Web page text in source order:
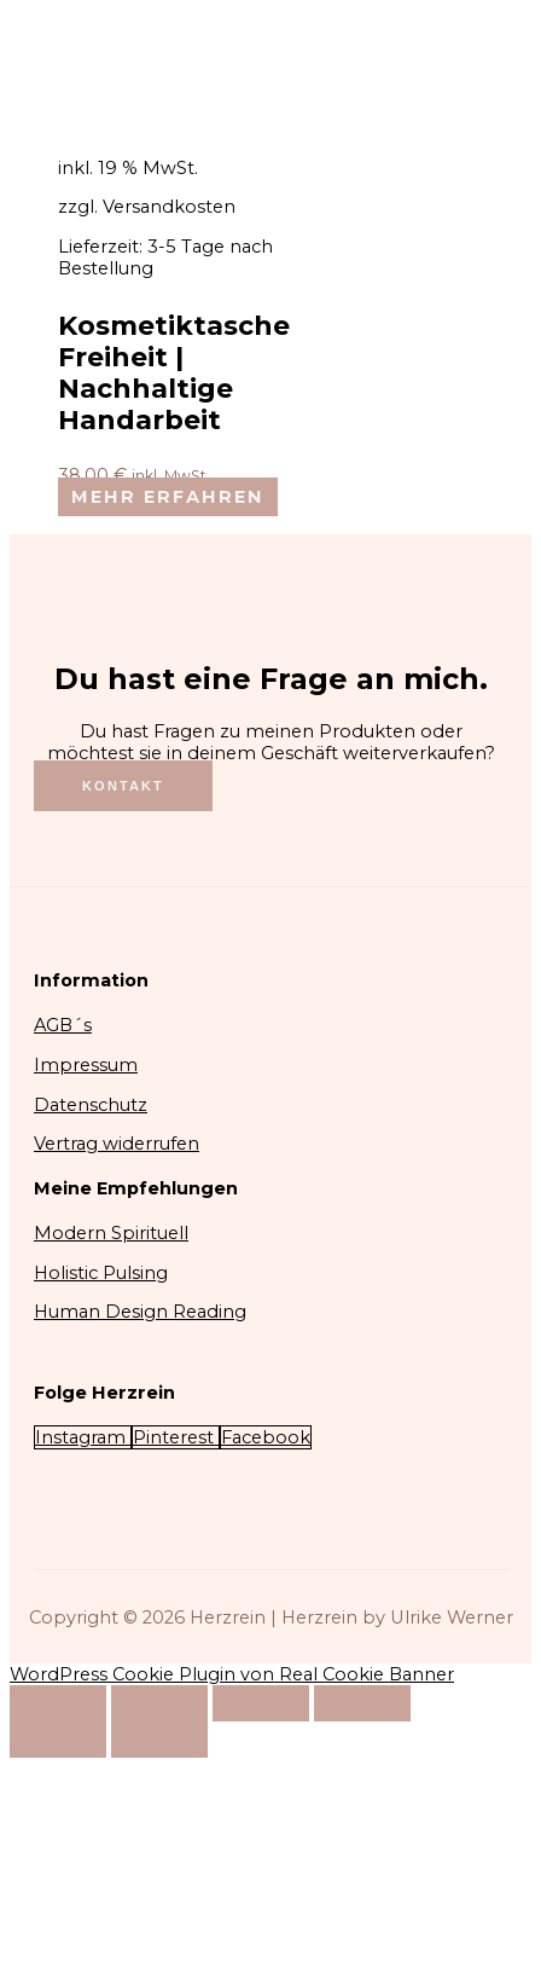
inkl. 19 % MwSt.
zzgl. Versandkosten
Lieferzeit: 3-5 Tage nach
Bestellung
Kosmetiktasche
Freiheit |
Nachhaltige
Handarbeit
38,00€ inkl. MwSt.
MEHR ERFAHREN
Du hast eine Frage an mich.
Du hast Fragen zu meinen Produkten oder
möchtest sie in deinem Geschäft weiterverkaufen?
KONTAKT
Information
AGB´s
Impressum
Datenschutz
Vertrag widerrufen
Meine Empfehlungen
Modern Spirituell
Holistic Pulsing
Human Design Reading
Folge Herzrein
Instagram Pinterest Facebook
Copyright © 2026 Herzrein | Herzrein by Ulrike Werner
WordPress Cookie Plugin von Real Cookie Banner